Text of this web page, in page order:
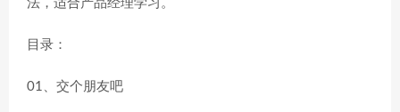
法，适合产品经理学习。
目录：
01、交个朋友吧